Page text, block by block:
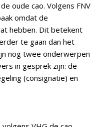
oude cao. Volgens FNV
omdat de
hebben. Dit betekent
te gaan dan het
nog twee onderwerpen
in gesprek zijn: de
(consignatie) en